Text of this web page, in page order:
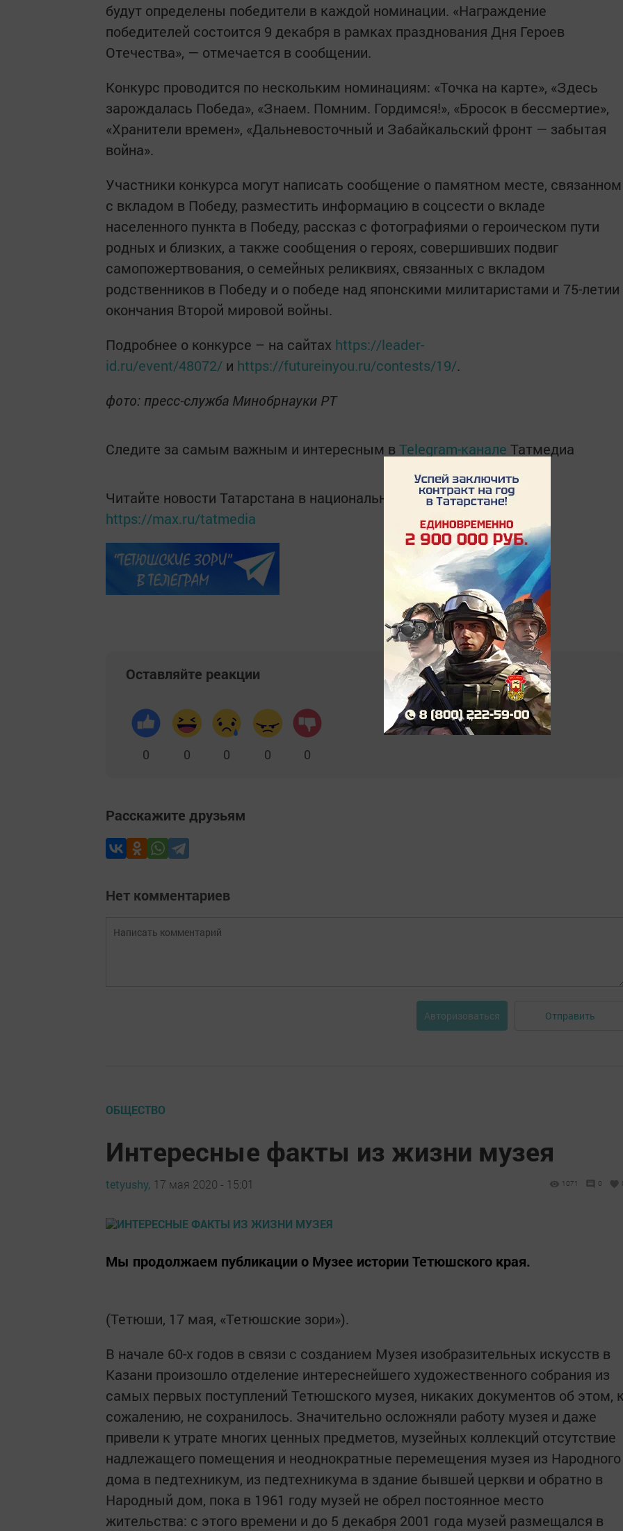
будут определены победители в каждой номинации. «Награждение
победителей состоится 9 декабря в рамках празднования Дня Героев
Отечества», — отмечается в сообщении.
Конкурс проводится по нескольким номинациям: «Точка на карте», «Здесь
зарождалась Победа», «Знаем. Помним. Гордимся!», «Бросок в бессмертие»,
«Хранители времен», «Дальневосточный и Забайкальский фронт — забытая
война».
Участники конкурса могут написать сообщение о памятном месте, связанном
с вкладом в Победу, разместить информацию в соцсести о вкладе
населенного пункта в Победу, рассказ с фотографиями о героическом пути
родных и близких, а также сообщения о героях, совершивших подвиг
самопожертвования, о семейных реликвиях, связанных с вкладом
родственников в Победу и о победе над японскими милитаристами и 75-летии
окончания Второй мировой войны.
Подробнее о конкурсе – на сайтах https://leader-
id.ru/event/48072/ и https://futureinyou.ru/contests/19/.
фото: пресс-служба Минобрнауки РТ
Следите за самым важным и интересным в Telegram-канале Татмедиа
Читайте новости Татарстана в национальном мессенджере MАХ:
https://max.ru/tatmedia
Оставляйте реакции
0 0 0 0 0
Расскажите друзьям
Нет комментариев
Авторизоваться Отправить
ОБЩЕСТВО
Интересные факты из жизни музея
tetyushy, 17 мая 2020 - 15:01 1071 0
Мы продолжаем публикации о Музее истории Тетюшского края.
(Тетюши, 17 мая, «Тетюшские зори»).
В начале 60-х годов в связи с созданием Музея изоб­разительных искусств в
Казани произошло отделение интереснейшего художественного собрания из
самых первых поступлений Тетюшского музея, никаких документов об этом,
сожалению, не сохранилось. Значительно ­осложняли работу музея и даже
привели к утрате многих ценных предметов, музейных коллекций отсутствие
надлежащего помещения и неоднократные перемещения музея из Народного
дома в педтехникум, из педтехникума в здание бывшей церкви и обратно в
Народный дом, пока в 1961 году музей не обрел постоянное место
жительства: с этого времени и до 5 декаб­ря 2001 года музей размещался в